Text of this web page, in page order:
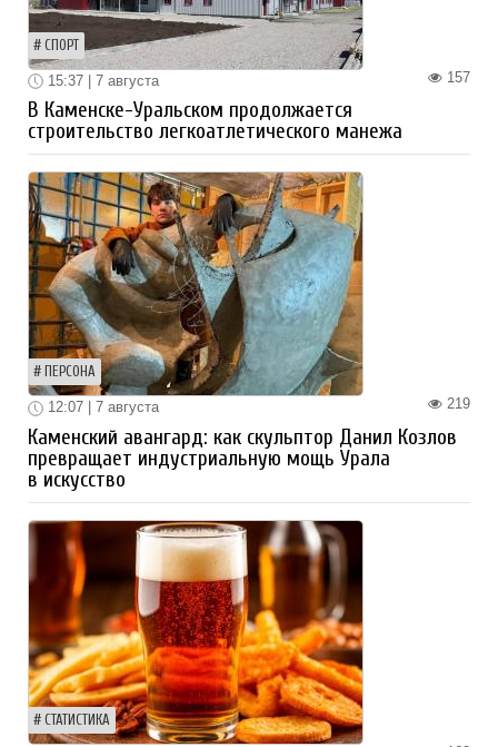
СПОРТ
157
15:37 | 7 августа
В Каменске-Уральском продолжается
строительство легкоатлетического манежа
ПЕРСОНА
219
12:07 | 7 августа
Каменский авангард: как скульптор Данил Козлов
превращает индустриальную мощь Урала
в искусство
СТАТИСТИКА